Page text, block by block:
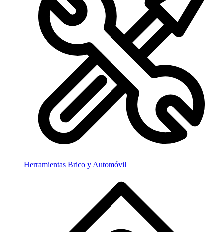
Herramientas Brico y Automóvil